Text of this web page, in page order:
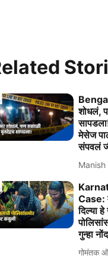
शोधलं,
मेसेज
संपवलं
Case:
दिल्या
गुन्हा नोंद
गोमंतक